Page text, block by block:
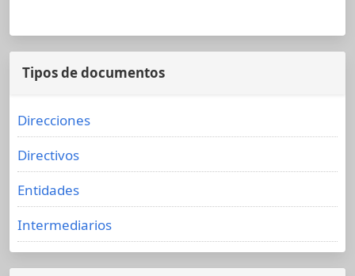
Tipos de documentos
Direcciones
Directivos
Entidades
Intermediarios